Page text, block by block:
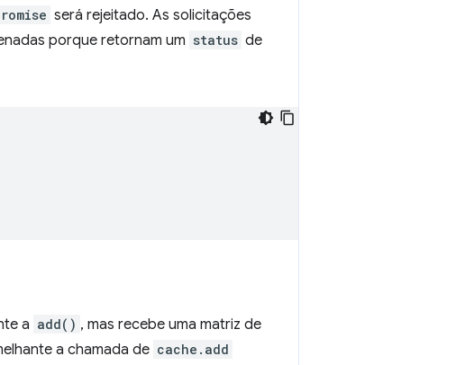
será rejeitado. As solicitações
porque retornam um status de
a add() , mas recebe uma matriz de
a chamada de cache.add